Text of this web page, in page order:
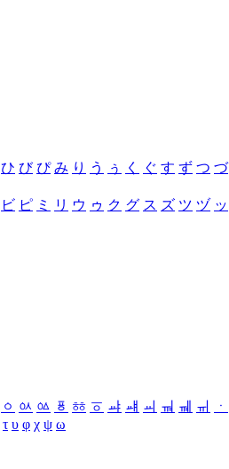
ひ び ぴ み り う ぅ く ぐ す ず つ づ
ビ ピ ミ リ ウ ゥ ク グ ス ズ ツ ヅ ッ
ㆁ ㆂ ㆃ ㆄ ㆅ ㆆ ㆇ ㆈ ㆉ ㆊ ㆋ ㆌ ㆍ
τ υ φ χ ψ ω